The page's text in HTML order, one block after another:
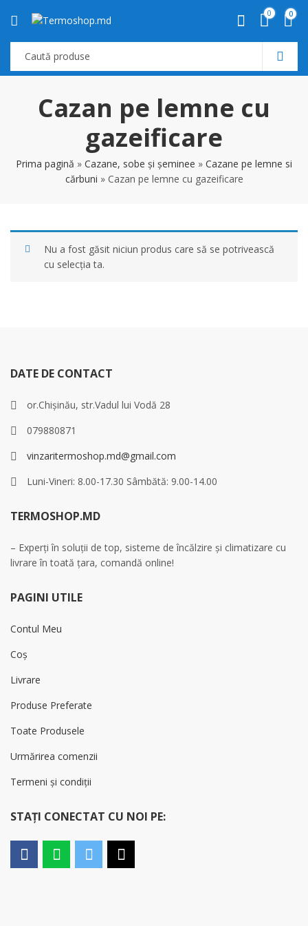
0 0
Cazan pe lemne cu
gazeificare
Prima pagină » Cazane, sobe și șeminee » Cazane pe lemne si
cărbuni » Cazan pe lemne cu gazeificare
Nu a fost găsit niciun produs care să se potrivească
cu selecția ta.
DATE DE CONTACT
or.Chișinău, str.Vadul lui Vodă 28
079880871
vinzaritermoshop.md@gmail.com
Luni-Vineri: 8.00-17.30 Sâmbătă: 9.00-14.00
TERMOSHOP.MD
– Experți în soluții de top, sisteme de încălzire și climatizare cu
livrare în toată țara, comandă online!
PAGINI UTILE
Contul Meu
Coș
Livrare
Produse Preferate
Toate Produsele
Urmărirea comenzii
Termeni și condiții
STAȚI CONECTAT CU NOI PE: